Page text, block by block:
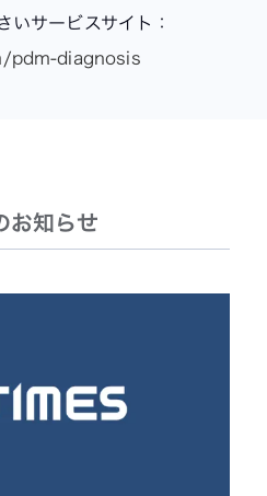
いサービスサイト：
diagnosis
お知らせ